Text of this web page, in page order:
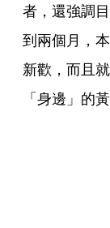
者，還強調
到兩個月，
新歡，而且
「身邊」的